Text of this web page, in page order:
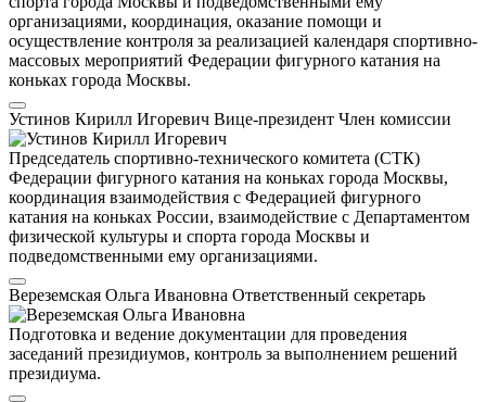
организациями, координация, оказание помощи и
осуществление контроля за реализацией календаря спортивно-
массовых мероприятий Федерации фигурного катания на
коньках города Москвы.
Устинов Кирилл Игоревич Вице-президент Член комиссии
Председатель спортивно-технического комитета (СТК)
Федерации фигурного катания на коньках города Москвы,
координация взаимодействия с Федерацией фигурного
катания на коньках России, взаимодействие с Департаментом
физической культуры и спорта города Москвы и
подведомственными ему организациями.
Вереземская Ольга Ивановна Ответственный секретарь
Подготовка и ведение документации для проведения
заседаний президиумов, контроль за выполнением решений
президиума.